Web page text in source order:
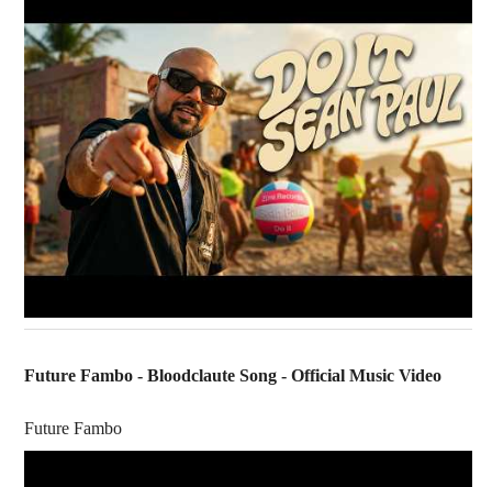
Future Fambo - Bloodclaute Song - Official Music Video
Future Fambo